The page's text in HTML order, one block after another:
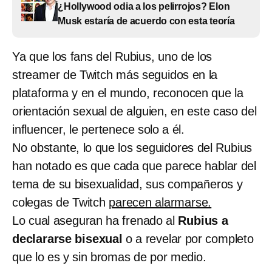
¿Hollywood odia a los pelirrojos? Elon
Musk estaría de acuerdo con esta teoría
Ya que los fans del Rubius, uno de los
streamer de Twitch más seguidos en la
plataforma y en el mundo, reconocen que la
orientación sexual de alguien, en este caso del
influencer, le pertenece solo a él.
No obstante, lo que los seguidores del Rubius
han notado es que cada que parece hablar del
tema de su bisexualidad, sus compañeros y
colegas de Twitch parecen alarmarse.
Lo cual aseguran ha frenado al Rubius a
declararse bisexualo a revelar por completo
que lo es y sin bromas de por medio.